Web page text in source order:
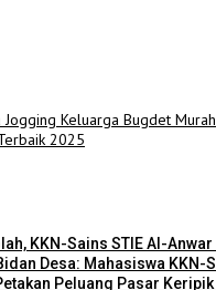
Keluarga Bugdet Murah
2025
KKN-Sains STIE Al-
Desa: Mahasiswa
Peluang Pasar